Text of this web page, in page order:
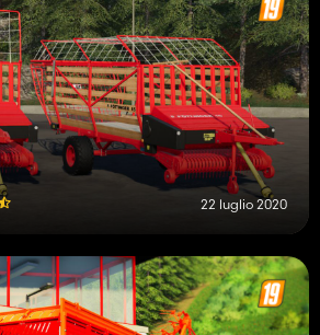
22 luglio 2020